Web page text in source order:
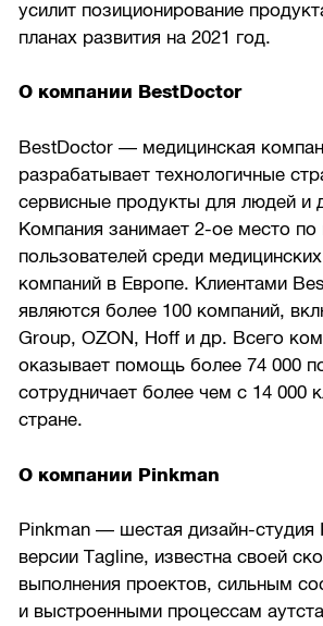
усилит позиционирование
планах развития на 2021 год.
О компании BestDoctor
BestDoctor — медицинская
разрабатывает технологичные
сервисные продукты для людей и
Компания занимает 2-ое место по
пользователей среди
компаний в Европе. Клиентами
являются более 100 компаний,
Group, OZON, Hoff и др. Всего
оказывает помощь более 74 000
сотрудничает более чем с 14 000
стране.
О компании Pinkman
Pinkman — шестая дизайн-студия
версии Tagline, известна своей
выполнения проектов, сильным
и выстроенными процессам